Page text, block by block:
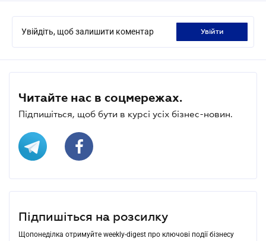
Увійдіть, щоб залишити коментар увійти
Читайте нас в соцмережах.
Підпишіться, щоб бути в курсі усіх бізнес-новин.
Підпишіться на розсилку
Щопонеділка отримуйте weekly-digest про ключові події бізнесу